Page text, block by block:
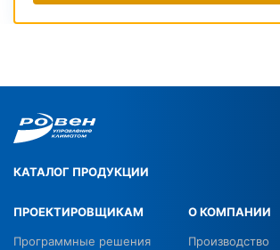
КАТАЛОГ ПРОДУКЦИИ
ПРОЕКТИРОВЩИКАМ
Программные решения
О КОМПАНИИ
Производство